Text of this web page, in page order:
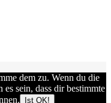
dem zu. Wenn du die
sein, dass dir bestimmte
Ist OK!